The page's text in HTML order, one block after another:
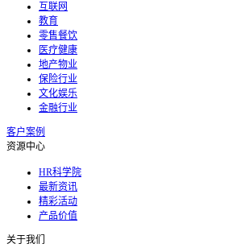
互联网
教育
零售餐饮
医疗健康
地产物业
保险行业
文化娱乐
金融行业
客户案例
资源中心
HR科学院
最新资讯
精彩活动
产品价值
关于我们